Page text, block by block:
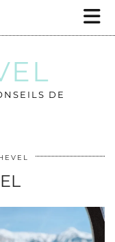
DE